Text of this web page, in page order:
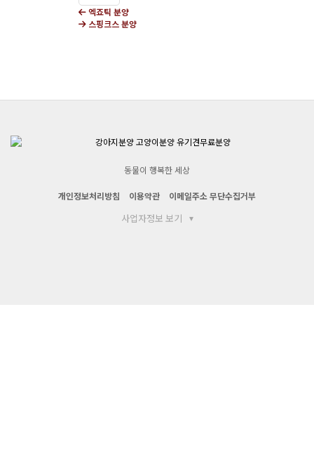
엑죠틱 분양
스핑크스 분양
동물이 행복한 세상
개인정보처리방침 이용약관 이메일주소 무단수집거부
사업자정보 보기 ▾